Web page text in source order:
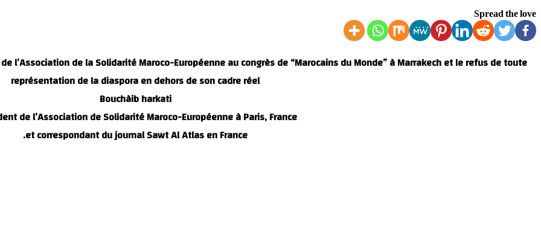
Spread the love
l’Association de la Solidarité Maroco-Européenne au congrès de “Marocains du Monde” à Marrakech et le refus de toute
représentation de la diaspora en dehors de son cadre réel
Bouchàib harkati
de l’Association de Solidarité Maroco-Européenne à Paris, France,
et correspondant du journal Sawt Al Atlas en France.